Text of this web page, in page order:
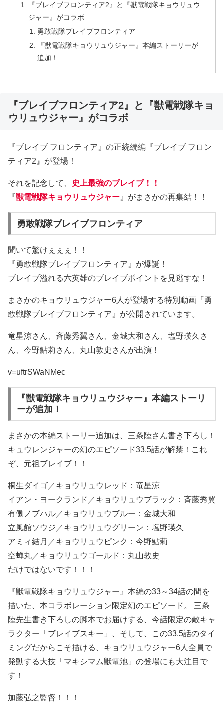
『ブレイブフロンティア2』と『獣電戦隊キョウリュウ
ジャー』がコラボ
勇敢戦隊ブレイブフロンティア
『獣電戦隊キョウリュウジャー』本編ストーリーが
追加！
『ブレイブフロンティア2』と『獣電戦隊キョ
ウリュウジャー』がコラボ
『ブレイブ フロンティア』の正統続編『ブレイブ フロン
ティア2』が登場！
それを記念して、
史上最強のブレイブ！！
『獣電戦隊キョウリュウジャー 』がまさかの再集結！！
勇敢戦隊ブレイブフロンティア
聞いて驚けぇぇぇ！！
『勇敢戦隊ブレイブフロンティア』が爆誕！
ブレイブ溢れる六英雄のブレイブポイントを見逃すな！
まさかのキョウリュウジャー6人が登場する特別動画『勇
敢戦隊ブレイブフロンティア』が公開されています。
竜星涼さん、斉藤秀翼さん、金城大和さん、塩野瑛久さ
ん、今野鮎莉さん、丸山敦史さんが出演！
v=uftrSWaNMec
『獣電戦隊キョウリュウジャー』本編ストーリ
ーが追加！
まさかの本編ストーリー追加は、三条陸さん書き下ろし！
キュウレンジャーの幻のエピソード33.5話が解禁！これ
ぞ、元祖ブレイブ！！
桐生ダイゴ／キョウリュウレッド：竜星涼
イアン・ヨークランド／キョウリュウブラック：斉藤秀翼
有働ノブハル／キョウリュウブルー：金城大和
立風館ソウジ／キョウリュウグリーン：塩野瑛久
アミィ結月／キョウリュウピンク：今野鮎莉
空蝉丸／キョウリュウゴールド：丸山敦史
だけではないです！！！
『獣電戦隊キョウリュウジャー』本編の33～34話の間を
描いた、本コラボレーション限定幻のエピソード。 三条
陸先生書き下ろしの脚本でお届けする、今話限定の敵キャ
ラクター「ブレイブスキー」、そして、この33.5話のタイ
ミングだからこそ描ける、キョウリュウジャー6人全員で
発動する大技「マキシマム獣電池」の登場にも大注目で
す！
加藤弘之監督！！！